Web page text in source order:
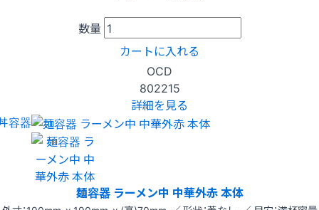
数量
カートに入れる
OCD
802215
詳細を見る
容器
麺容器 ラーメン中 中華外赤 本体